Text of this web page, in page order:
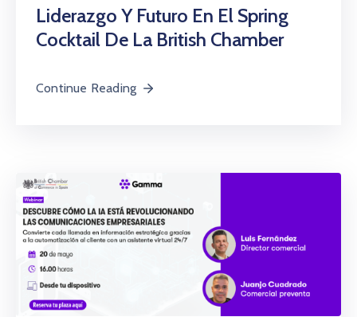
Liderazgo Y Futuro En El Spring
Cocktail De La British Chamber
Continue Reading